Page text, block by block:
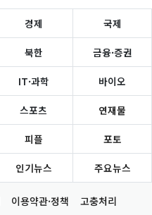
경제 국제
북한 금융·증권
IT·과학 바이오
스포츠 연재물
피플 포토
인기뉴스 주요뉴스
이용약관·정책 고충처리